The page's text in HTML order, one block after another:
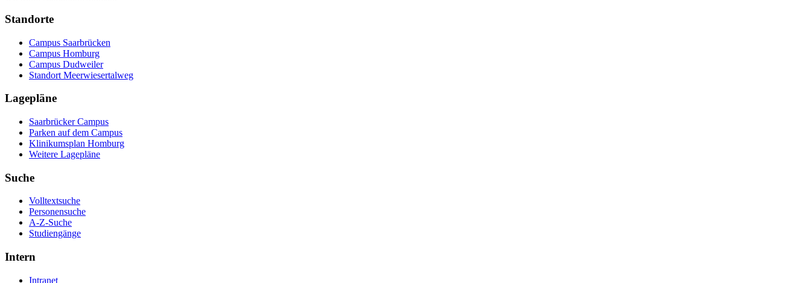
Standorte
Campus Saarbrücken
Campus Homburg
Campus Dudweiler
Standort Meerwiesertalweg
Lagepläne
Saarbrücker Campus
Parken auf dem Campus
Klinikumsplan Homburg
Weitere Lagepläne
Suche
Volltextsuche
Personensuche
A-Z-Suche
Studiengänge
Intern
Intranet